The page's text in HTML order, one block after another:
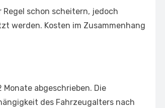
schon scheitern, jedoch
werden. Kosten im Zusammenhang
abgeschrieben. Die
des Fahrzeugalters nach